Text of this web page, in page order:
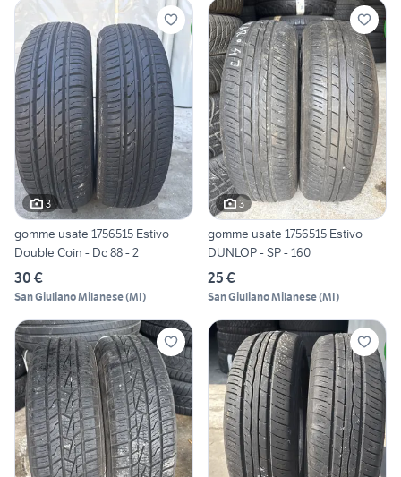
3
gomme usate 1756515 Estivo
Double Coin - Dc 88 - 2
30 €
San Giuliano Milanese(MI)
3
gomme usate 1756515 Estivo
DUNLOP - SP - 160
25 €
San Giuliano Milanese(MI)